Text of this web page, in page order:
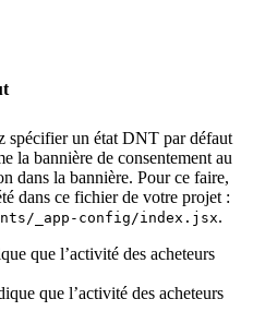
spécifier un état DNT par défaut
la bannière de consentement au
dans la bannière. Pour ce faire,
dans ce fichier de votre projet :
_app-config/index.jsx.
que l’activité des acheteurs
que l’activité des acheteurs